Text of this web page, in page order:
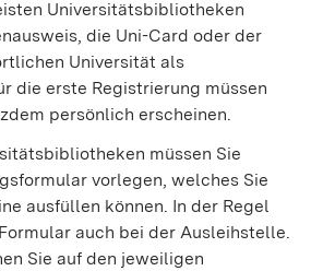
Universitätsbibliotheken
die Uni-Card oder der
Universität als
die erste Registrierung müssen
persönlich erscheinen.
müssen Sie
vorlegen, welches Sie
ausfüllen können. In der Regel
auch bei der Ausleihstelle.
Sie auf den jeweiligen